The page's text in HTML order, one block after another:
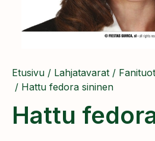
Etusivu / Lahjatavarat /
/ Hattu fedora sininen
Hattu